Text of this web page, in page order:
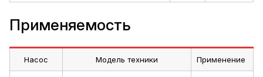
Применяемость
Насос Модель техники Применение